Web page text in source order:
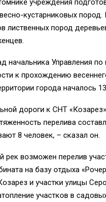
учреждения
кустарниковых пород.
лиственных пород
Управления по
к прохождению
города началось
дороги к СНТ
перелива
8 человек, – сказал он.
рек возможен перелив
на базу отдыха
и участки улицы
участков в